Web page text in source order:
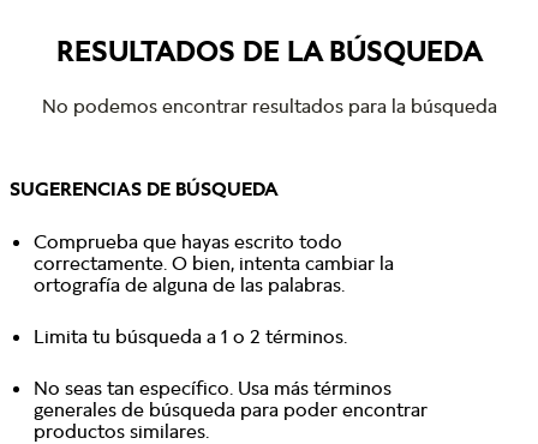
RESULTADOS DE LA BÚSQUEDA
No podemos encontrar resultados para la búsqueda
SUGERENCIAS DE BÚSQUEDA
Comprueba que hayas escrito todo
correctamente. O bien, intenta cambiar la
ortografía de alguna de las palabras.
Limita tu búsqueda a 1 o 2 términos.
No seas tan específico. Usa más términos
generales de búsqueda para poder encontrar
productos similares.